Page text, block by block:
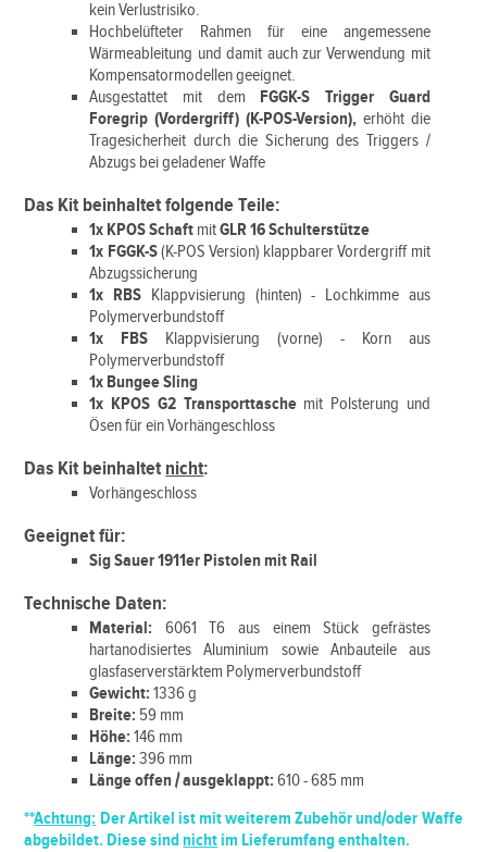
kein Verlustrisiko.
Hochbelüfteter Rahmen für eine angemessene
Wärmeableitung und damit auch zur Verwendung mit
Kompensatormodellen geeignet.
Ausgestattet mit dem FGGK-S Trigger Guard
Foregrip (Vordergriff) (K-POS-Version), erhöht die
Tragesicherheit durch die Sicherung des Triggers /
Abzugs bei geladener Waffe
Das Kit beinhaltet folgende Teile:
1x KPOS Schaft mitGLR 16 Schulterstütze
1x FGGK-S(K-POS Version) klappbarer Vordergriff mit
Abzugssicherung
1x RBS Klappvisierung (hinten) - Lochkimme aus
Polymerverbundstoff
1x FBS Klappvisierung (vorne) - Korn aus
Polymerverbundstoff
1x Bungee Sling
1x KPOS G2 Transporttaschemit Polsterung und
Ösen für ein Vorhängeschloss
Das Kit beinhaltet nicht:
Vorhängeschloss
Geeignet für:
Sig Sauer 1911er Pistolen mit Rail
Technische Daten:
Material: 6061 T6 aus einem Stück gefrästes
hartanodisiertes Aluminium sowie Anbauteile aus
glasfaserverstärktem Polymerverbundstoff
Gewicht:1336 g
Breite: 59 mm
Höhe: 146 mm
Länge: 396 mm
Länge offen / ausgeklappt: 610 - 685 mm
**Achtung: Der Artikel ist mit weiterem Zubehör und/oder Waffe
abgebildet. Diese sindnichtim Lieferumfang enthalten.